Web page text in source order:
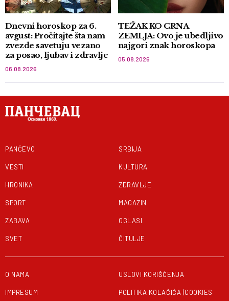
Dnevni horoskop za 6.
avgust: Pročitajte šta nam
zvezde savetuju vezano
za posao, ljubav i zdravlje
06.08.2026
TEŽAK KO CRNA
ZEMLJA: Ovo je ubedljivo
najgori znak horoskopa
05.08.2026
PANČEVO
VESTI
HRONIKA
SPORT
ZABAVA
SVET
SRBIJA
KULTURA
ZDRAVLJE
MAGAZIN
OGLASI
ČITULJE
O NAMA
IMPRESUM
USLOVI KORIŠĆENJA
POLITIKA KOLAČIĆA (COOKIES